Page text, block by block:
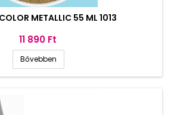
METALLIC 55 ML 1013
Ár
11 890 Ft
Bővebben